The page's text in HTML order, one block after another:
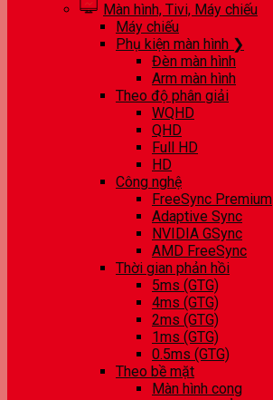
Màn hình, Tivi, Máy chiếu
Máy chiếu
Phụ kiện màn hình ❯
Đèn màn hình
Arm màn hình
Theo độ phân giải
WQHD
QHD
Full HD
HD
Công nghệ
FreeSync Premium
Adaptive Sync
NVIDIA GSync
AMD FreeSync
Thời gian phản hồi
5ms (GTG)
4ms (GTG)
2ms (GTG)
1ms (GTG)
0.5ms (GTG)
Theo bề mặt
Màn hình cong